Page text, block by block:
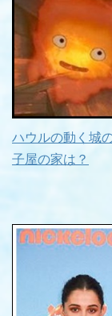
ハウルの動く城
子屋の家は？